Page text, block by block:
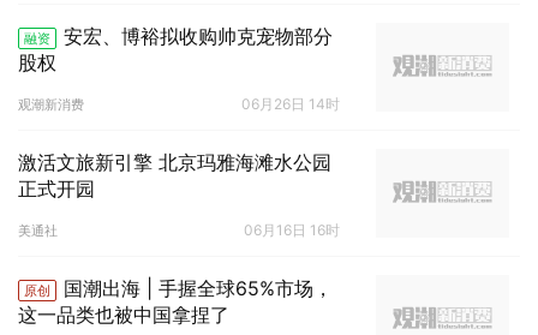
融资
安宏、博裕拟收购帅克宠物部分
股权
观潮新消费 06月26日 14时
激活文旅新引擎 北京玛雅海滩水公园
正式开园
美通社 06月16日 16时
原创
国潮出海 | 手握全球65%市场，
这一品类也被中国拿捏了